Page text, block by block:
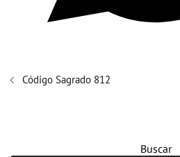
Código Sagrado 812
Buscar